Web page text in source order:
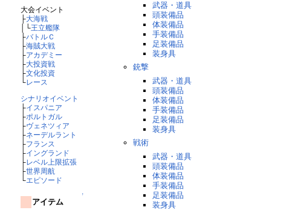
大会イベント
├大海戦
│└王立艦隊
├バトルＣ
├海賊大戦
├アカデミー
├大投資戦
├文化投資
└レース
シナリオイベント
├イスパニア
├ポルトガル
├ヴェネツィア
├ネーデルラント
├フランス
├イングランド
├レベル上限拡張
├世界周航
└エピソード
↑
アイテム
武器・道具
頭装備品
体装備品
手装備品
足装備品
装身具
銃撃
武器・道具
頭装備品
体装備品
手装備品
足装備品
装身具
戦術
武器・道具
頭装備品
体装備品
手装備品
足装備品
装身具